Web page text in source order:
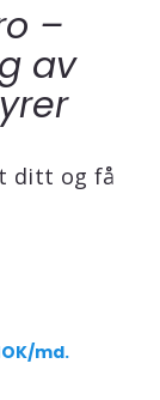
–
av
ditt og få
md.